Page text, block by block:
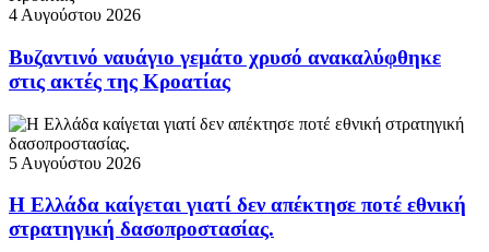
4 Αυγούστου 2026
Βυζαντινό ναυάγιο γεμάτο χρυσό ανακαλύφθηκε
στις ακτές της Κροατίας
5 Αυγούστου 2026
Η Ελλάδα καίγεται γιατί δεν απέκτησε ποτέ εθνική
στρατηγική δασοπροστασίας.